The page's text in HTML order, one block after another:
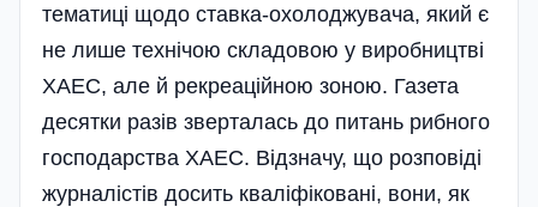
тематиці щодо ставка-охолоджувача, який є
не лише технічою складовою у виробництві
ХАЕС, але й рекреаційною зоною. Газета
десятки разів зверталась до питань рибного
господарства ХАЕС. Відзначу, що розповіді
журналістів досить кваліфіковані, вони, як